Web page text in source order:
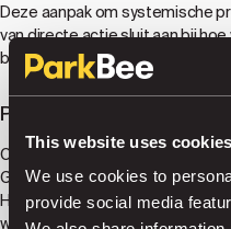
This website uses cookies
We use cookies to
provide social media
Deze aanpak om systemische
van directe actie sluit aan bij hoe
bestaande structuren niet
Praktische oplossingen
Ons partnerschap biedt
Genoeg voor zowel het team
Het doel is eenvoudig: minder
wedstrijddagervaring. Minder